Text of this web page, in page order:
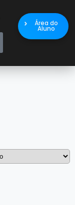
Área do
Aluno